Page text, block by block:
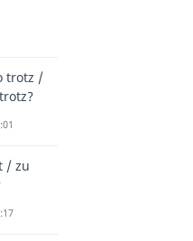
trotz /
/ zu